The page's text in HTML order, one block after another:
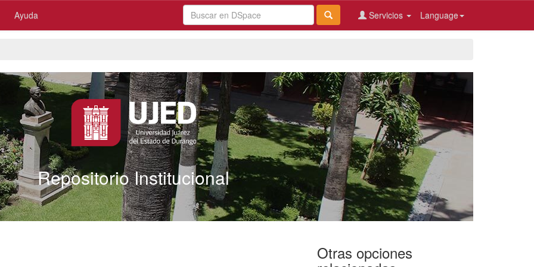
Ayuda Language
Servicios
Repositorio Institucional
Otras opciones